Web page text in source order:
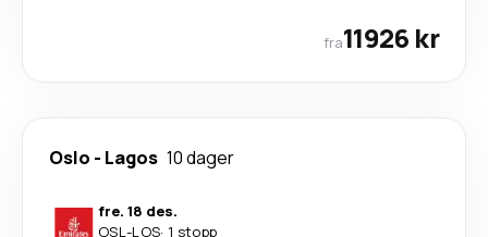
fra11926 kr
Oslo - Lagos 10 dager
fre. 18 des.
OSL-LOS· 1 stopp